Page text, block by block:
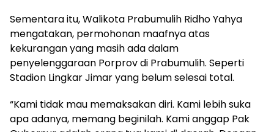
Sementara itu, Walikota Prabumulih Ridho Yahya
mengatakan, permohonan maafnya atas
kekurangan yang masih ada dalam
penyelenggaraan Porprov di Prabumulih. Seperti
Stadion Lingkar Jimar yang belum selesai total.
“Kami tidak mau memaksakan diri. Kami lebih suka
apa adanya, memang beginilah. Kami anggap Pak